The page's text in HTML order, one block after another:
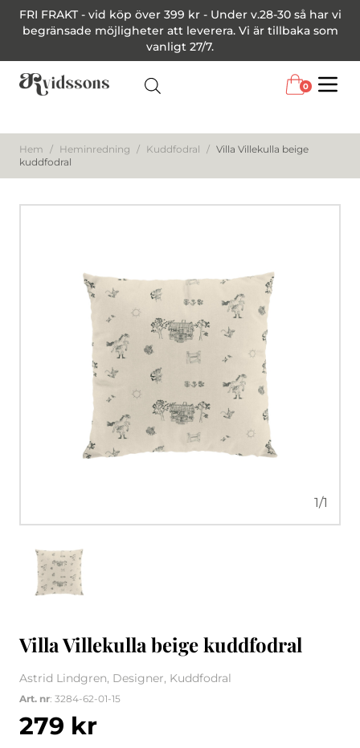
FRI FRAKT - vid köp över 399 kr - Under v.28-30 så har vi
begränsade möjligheter att leverera. Vi är tillbaka som
vanligt 27/7.
0
Hem / Heminredning / Kuddfodral / Villa Villekulla beige
kuddfodral
1/1
Villa Villekulla beige kuddfodral
Astrid Lindgren, Designer, Kuddfodral
Art. nr: 3284-62-01-15
279 kr